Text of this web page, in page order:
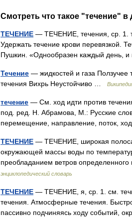
Смотреть что такое "течение" в
ТЕЧЕНИЕ — ТЕЧЕНИЕ, течения, ср. 1.
Удержать течение крови перевязкой.
Пушкин. «Однообразен каждый день,
Течение — жидкостей и газа
течения Вихрь Неустойчиво …
течение — См. ход идти против
под. ред. Н. Абрамова, М.: Русские
перемещение, направление, поток,
ТЕЧЕНИЕ — ТЕЧЕНИЕ, широкая
окружающей массы воды по
преобладанием ветров
энциклопедический словарь
ТЕЧЕНИЕ — ТЕЧЕНИЕ, я, ср. 1. см. течь
течения. Атмосферные течения.
пассивно подчиняясь ходу событий,